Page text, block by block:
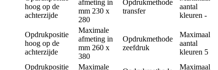
hoog op de
achterzijde
afmeting in
mm 230 x
280
Opdrukmethode
transfer
aantal
kleuren -
Opdrukpositie
hoog op de
achterzijde
Maximale
afmeting in
mm 260 x
380
Opdrukmethode
zeefdruk
Maximaal
aantal
kleuren 5
Opdrukpositie
Maximale
Maximaal